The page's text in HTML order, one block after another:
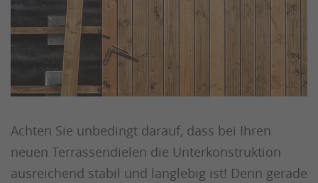
Achten Sie unbedingt darauf, dass bei Ihren
neuen Terrassendielen die Unterkonstruktion
ausreichend stabil und langlebig ist! Denn gerade